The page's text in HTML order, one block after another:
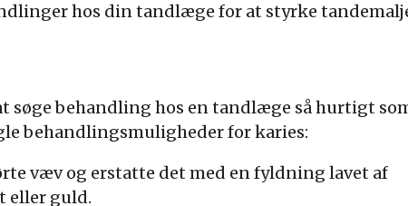
hos din tandlæge for at styrke
søge behandling hos en tandlæge så hurtigt
behandlingsmuligheder for karies:
væv og erstatte det med en fyldning lavet af
eller guld.